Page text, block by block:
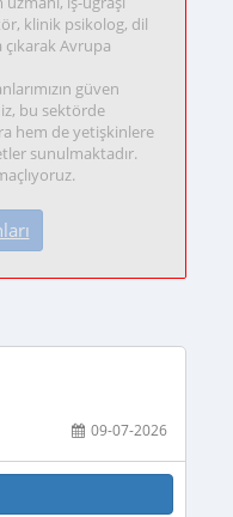
klinik psikolog, dil
Avrupa
güven
bu sektörde
hem de yetişkinlere
sunulmaktadır.
09-07-2026